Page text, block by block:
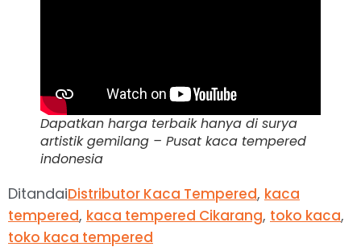
Dapatkan harga terbaik hanya di surya
artistik gemilang – Pusat kaca tempered
indonesia
DitandaiDistributor Kaca Tempered, kaca
tempered, kaca tempered Cikarang, toko kaca,
toko kaca tempered